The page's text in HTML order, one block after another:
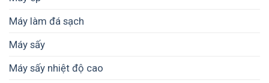
Máy làm đá sạch
Máy sấy
Máy sấy nhiệt độ cao